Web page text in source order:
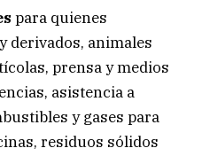
para quienes
derivados, animales
prensa y medios
asistencia a
y gases para
residuos sólidos